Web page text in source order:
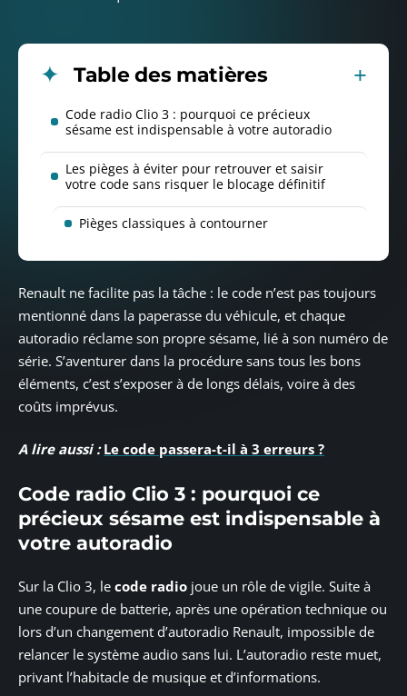
Table des matières
Code radio Clio 3 : pourquoi ce précieux
sésame est indispensable à votre autoradio
Les pièges à éviter pour retrouver et saisir
votre code sans risquer le blocage définitif
Pièges classiques à contourner
Renault ne facilite pas la tâche : le code n’est pas toujours
mentionné dans la paperasse du véhicule, et chaque
autoradio réclame son propre sésame, lié à son numéro de
série. S’aventurer dans la procédure sans tous les bons
éléments, c’est s’exposer à de longs délais, voire à des
coûts imprévus.
A lire aussi : Le code passera-t-il à 3 erreurs ?
Code radio Clio 3 : pourquoi ce
précieux sésame est indispensable à
votre autoradio
Sur la Clio 3, le code radio joue un rôle de vigile. Suite à
une coupure de batterie, après une opération technique ou
lors d’un changement d’autoradio Renault, impossible de
relancer le système audio sans lui. L’autoradio reste muet,
privant l’habitacle de musique et d’informations.